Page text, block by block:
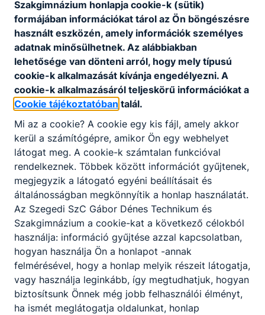
Bebrits Lajos nevét és Szakközépiskolává vált.
2, 1992-től viseli intézményünk Gábor Dénes nevét.
Gimnázium, Szakközépiskola és Kollégium is szerepelt
intézményünk nevében.
3, 2009-től intézményi összevonás eredményeként Szegedi
Műszaki és Környezetvédelmi Középiskola és Szakképző
Iskola lett az iskola neve.
2012-ben a Széchenyi István Tagintézmény megszűnt
(beolvadt a Szegedi Gábor Dénes MSZKKSZ-be)
4, 2019 óta Szegedi SZC Gábor Dénes Technikum és
Szakgimnázium az intézményünk neve.
A folyamatosan változó szakmai igények a képzés
profiljának többszöri kibővítését, illetve módosítását tették
szükségessé. Vasútforgalmi és vasútgépészeti képzések
mellett híradástechnikával is foglalkozott intézményünk a
korai években. Majd gimnáziumi átalakulásunk alatt
folyamatosan bővítettük szakmacsoportos kínálatunkat a
műszaki (informatika, távközlés, elektronika-elektrotechnika,
Szakgimnázium honlapja cookie-k (sütik)
formájában információkat tárol az Ön böngészésre
használt eszközén, amely információk személyes
adatnak minősülhetnek. Az alábbiakban
lehetősége van dönteni arról, hogy mely típusú
cookie-k alkalmazását kívánja engedélyezni. A
cookie-k alkalmazásáról teljeskörű információkat a
Cookie tájékoztatóban talál.
Mi az a cookie? A cookie egy kis fájl, amely akkor
kerül a számítógépre, amikor Ön egy webhelyet
látogat meg. A cookie-k számtalan funkcióval
rendelkeznek. Többek között információt gyűjtenek,
megjegyzik a látogató egyéni beállításait és
általánosságban megkönnyítik a honlap használatát.
Az Szegedi SzC Gábor Dénes Technikum és
Szakgimnázium a cookie-kat a következő célokból
használja: információ gyűjtése azzal kapcsolatban,
hogyan használja Ön a honlapot -annak
felmérésével, hogy a honlap melyik részeit látogatja,
vagy használja leginkább, így megtudhatjuk, hogyan
biztosítsunk Önnek még jobb felhasználói élményt,
ha ismét meglátogatja oldalunkat, honlap